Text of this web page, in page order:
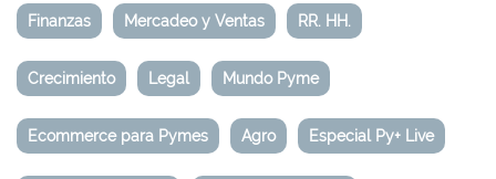
Finanzas Mercadeo y Ventas RR. HH.
Crecimiento Legal Mundo Pyme
Ecommerce para Pymes Agro Especial Py+ Live